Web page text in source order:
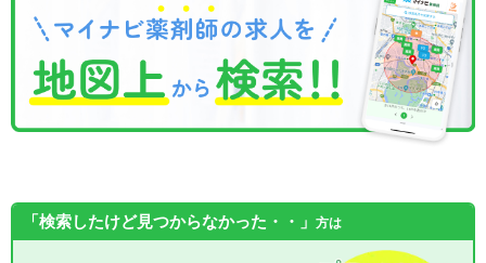
「検索したけど見つからなかった・・」 方は